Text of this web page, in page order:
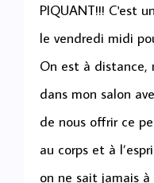
PIQUANT!!! C'est
le vendredi midi
On est à distance,
dans mon salon
de nous offrir ce
au corps et à
on ne sait jamais